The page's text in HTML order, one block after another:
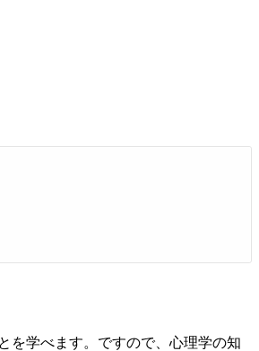
を学べます。ですので、心理学の知